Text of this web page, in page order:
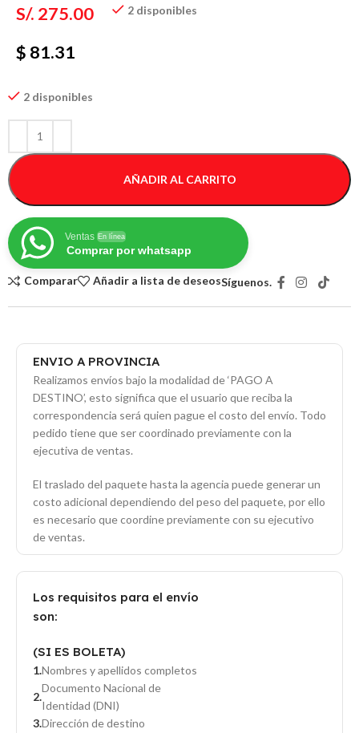
S/. 275.00
$ 81.31
2 disponibles
2 disponibles
AÑADIR AL CARRITO
Ventas En línea
Comprar por whatsapp
Comparar Añadir a lista de deseosSíguenos.
ENVIO A PROVINCIA
Realizamos envíos bajo la modalidad de ‘PAGO A
DESTINO’, esto significa que el usuario que reciba la
correspondencia será quien pague el costo del envío. Todo
pedido tiene que ser coordinado previamente con la
ejecutiva de ventas.
El traslado del paquete hasta la agencia puede generar un
costo adicional dependiendo del peso del paquete, por ello
es necesario que coordine previamente con su ejecutivo
de ventas.
Los requisitos para el envío
son:
(SI ES BOLETA)
Nombres y apellidos completos
Documento Nacional de
Identidad (DNI)
Dirección de destino